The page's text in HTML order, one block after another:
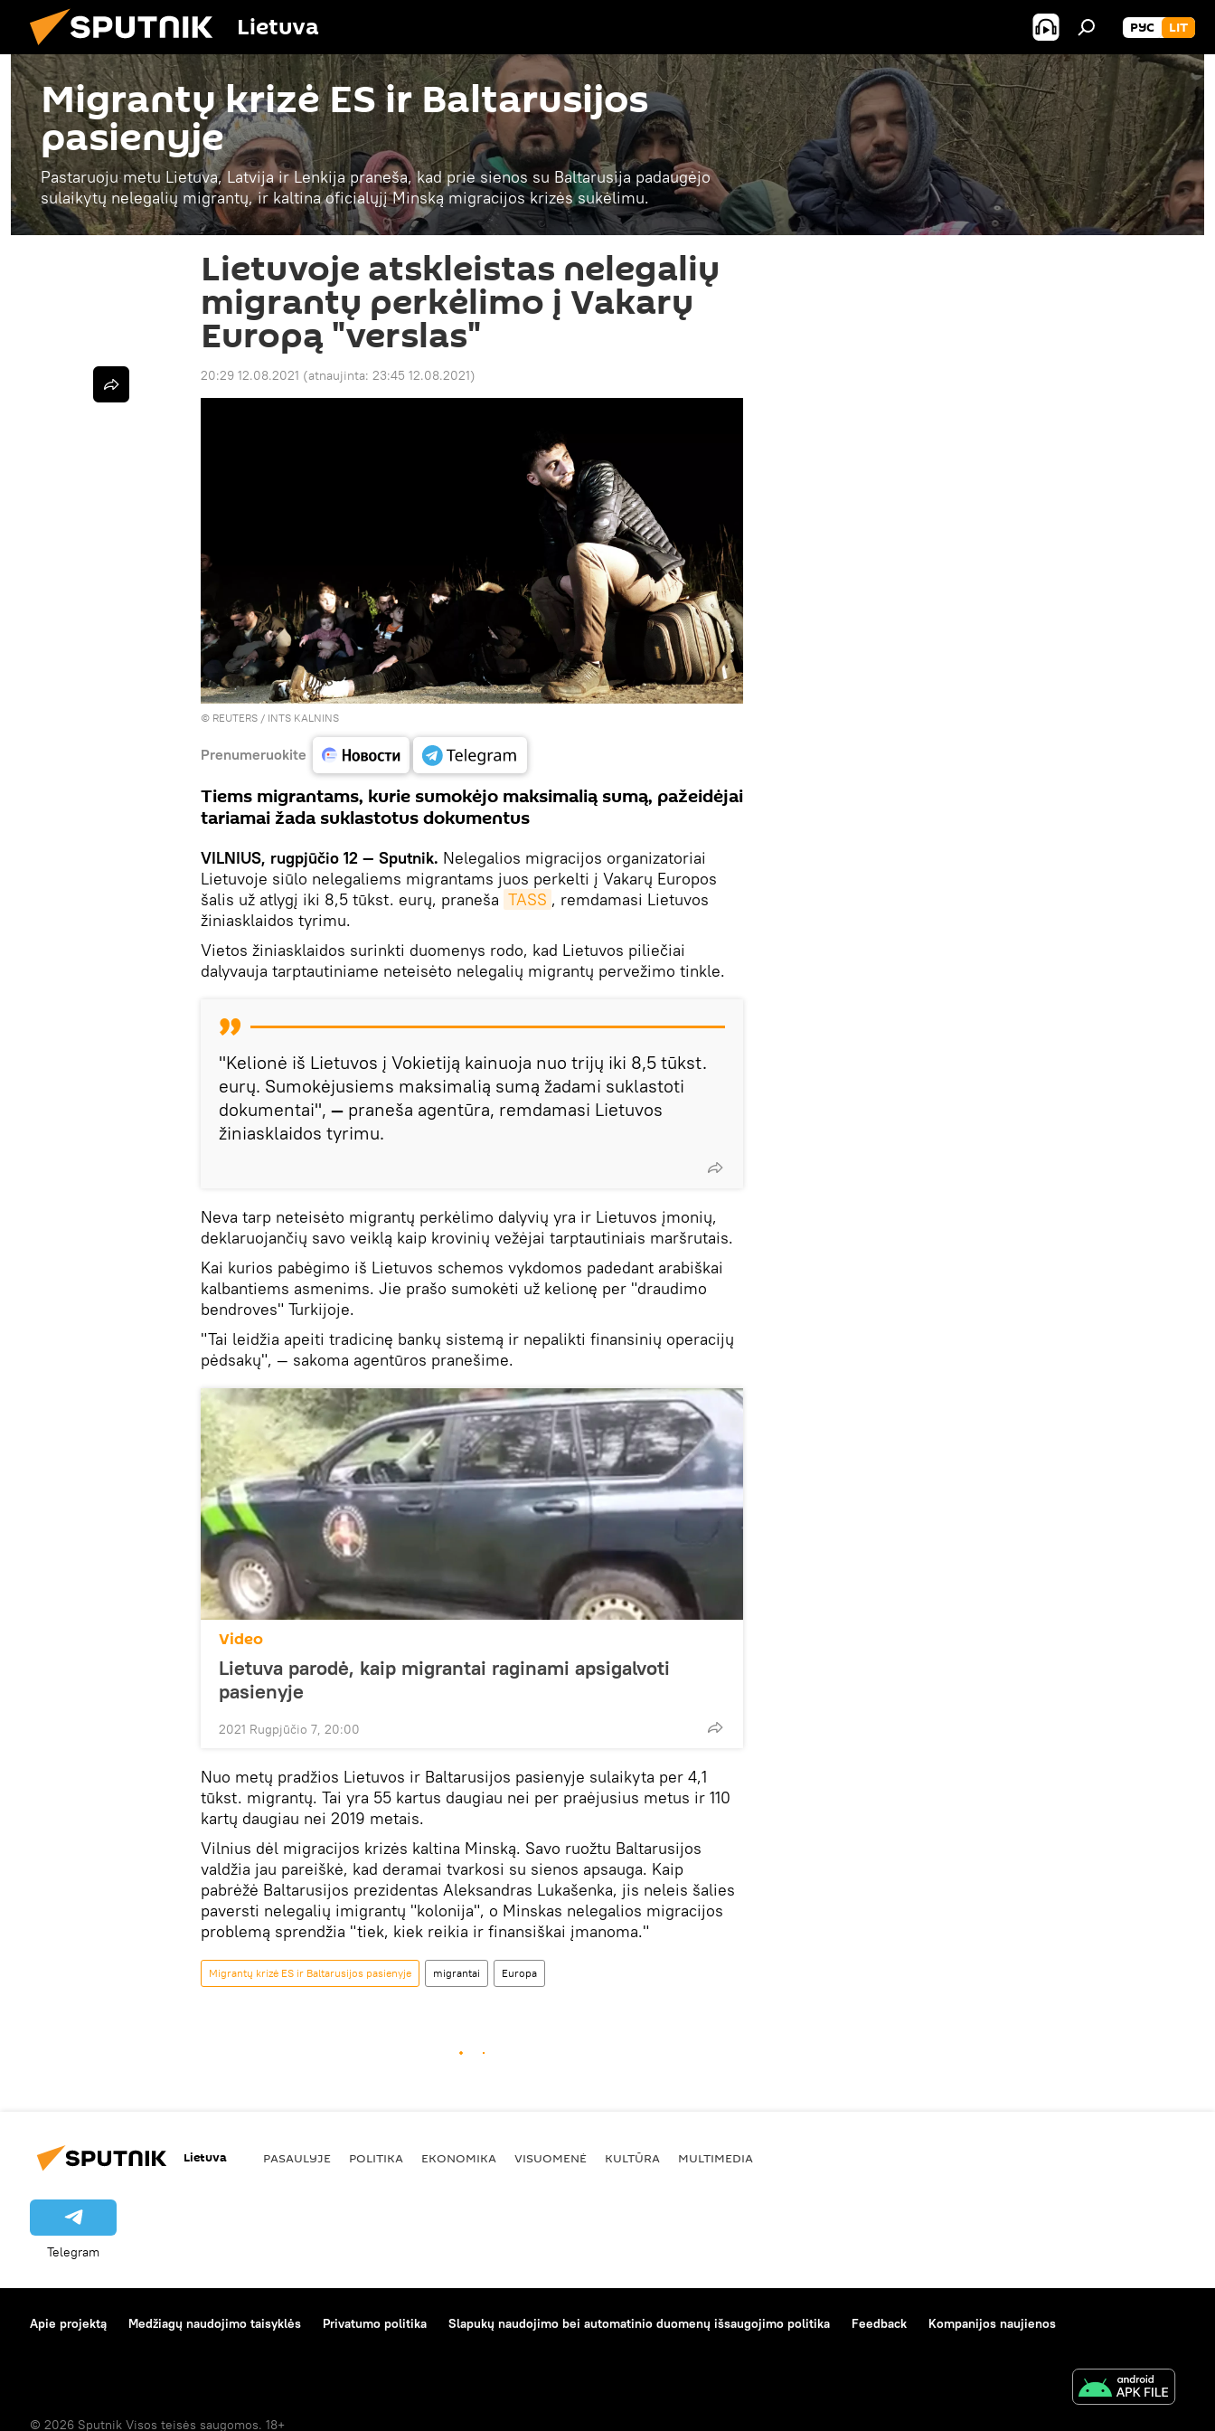
Lietuva РУС LIT
Migrantų krizė ES ir Baltarusijos
pasienyje
Pastaruoju metu Lietuva, Latvija ir Lenkija praneša, kad prie sienos su Baltarusija padaugėjo
sulaikytų nelegalių migrantų, ir kaltina oficialųjį Minską migracijos krizės sukėlimu.
Lietuvoje atskleistas nelegalių
migrantų perkėlimo į Vakarų
Europą "verslas"
20:29 12.08.2021 (atnaujinta: 23:45 12.08.2021)
© REUTERS / INTS KALNINS
Prenumeruokite
Tiems migrantams, kurie sumokėjo maksimalią sumą, pažeidėjai
tariamai žada suklastotus dokumentus
VILNIUS, rugpjūčio 12 — Sputnik. Nelegalios migracijos organizatoriai
Lietuvoje siūlo nelegaliems migrantams juos perkelti į Vakarų Europos
šalis už atlygį iki 8,5 tūkst. eurų, praneša TASS , remdamasi Lietuvos
žiniasklaidos tyrimu.
Vietos žiniasklaidos surinkti duomenys rodo, kad Lietuvos piliečiai
dalyvauja tarptautiniame neteisėto nelegalių migrantų pervežimo tinkle.
"Kelionė iš Lietuvos į Vokietiją kainuoja nuo trijų iki 8,5 tūkst.
eurų. Sumokėjusiems maksimalią sumą žadami suklastoti
dokumentai", — praneša agentūra, remdamasi Lietuvos
žiniasklaidos tyrimu.
Neva tarp neteisėto migrantų perkėlimo dalyvių yra ir Lietuvos įmonių,
deklaruojančių savo veiklą kaip krovinių vežėjai tarptautiniais maršrutais.
Kai kurios pabėgimo iš Lietuvos schemos vykdomos padedant arabiškai
kalbantiems asmenims. Jie prašo sumokėti už kelionę per "draudimo
bendroves" Turkijoje.
"Tai leidžia apeiti tradicinę bankų sistemą ir nepalikti finansinių operacijų
pėdsakų", — sakoma agentūros pranešime.
Video
Lietuva parodė, kaip migrantai raginami apsigalvoti
pasienyje
2021 Rugpjūčio 7, 20:00
Nuo metų pradžios Lietuvos ir Baltarusijos pasienyje sulaikyta per 4,1
tūkst. migrantų. Tai yra 55 kartus daugiau nei per praėjusius metus ir 110
kartų daugiau nei 2019 metais.
Vilnius dėl migracijos krizės kaltina Minską. Savo ruožtu Baltarusijos
valdžia jau pareiškė, kad deramai tvarkosi su sienos apsauga. Kaip
pabrėžė Baltarusijos prezidentas Aleksandras Lukašenka, jis neleis šalies
paversti nelegalių imigrantų "kolonija", o Minskas nelegalios migracijos
problemą sprendžia "tiek, kiek reikia ir finansiškai įmanoma."
Migrantų krizė ES ir Baltarusijos pasienyje migrantai Europa
Lietuva PASAULYJE POLITIKA EKONOMIKA VISUOMENĖ KULTŪRA MULTIMEDIA
Telegram
Apie projektą Medžiagų naudojimo taisyklės Privatumo politika Slapukų naudojimo bei automatinio duomenų išsaugojimo politika Feedback Kompanijos naujienos
© 2026 Sputnik Visos teisės saugomos. 18+